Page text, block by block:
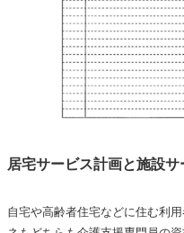
居宅サービス計画と施設
自宅や高齢者住宅などに住む利